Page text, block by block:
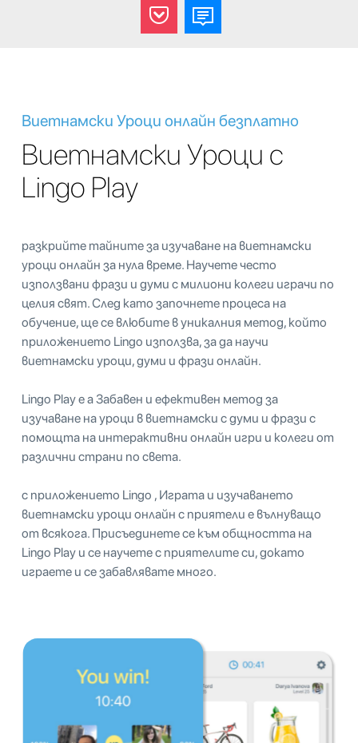
Виетнамски Уроци онлайн безплатно
Виетнамски Уроци с
Lingo Play
разкрийте тайните за изучаване на виетнамски
уроци онлайн за нула време. Научете често
използвани фрази и думи с милиони колеги играчи по
целия свят. След като започнете процеса на
обучение, ще се влюбите в уникалния метод, който
приложението Lingo използва, за да научи
виетнамски уроци, думи и фрази онлайн.
Lingo Play е a Забавен и ефективен метод за
изучаване на уроци в виетнамски с думи и фрази с
помощта на интерактивни онлайн игри и колеги от
различни страни по света.
с приложението Lingo , Играта и изучаването
виетнамски уроци онлайн с приятели е вълнуващо
от всякога. Присъединете се към общността на
Lingo Play и се научете с приятелите си, докато
играете и се забавлявате много.